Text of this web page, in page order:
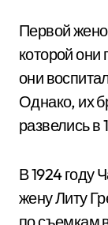
Первой
которой они
они
Однако, их
развелись в
В 1924 году
жену Литу